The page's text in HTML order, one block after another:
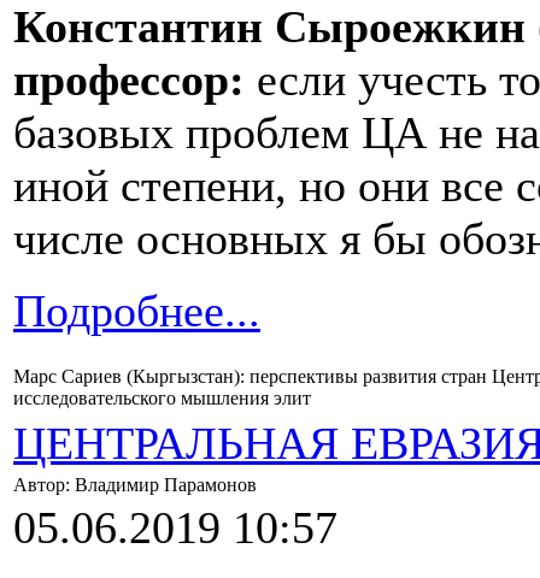
Константин Сыроежкин
профессор: если учесть
базовых проблем ЦА не
иной степени, но они все
числе основных я бы
Подробнее...
Марс Сариев (Кыргызстан): перспективы развития стран
исследовательского мышления элит
ЦЕНТРАЛЬНАЯ
Автор: Владимир Парамонов
05.06.2019 10:57